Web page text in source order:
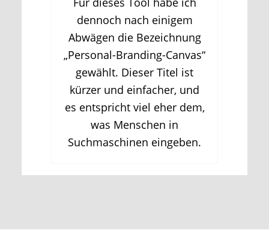
dennoch nach einigem
Abwägen die Bezeichnung
„Personal-Branding-Canvas“
gewählt. Dieser Titel ist
kürzer und einfacher, und
es entspricht viel eher dem,
was Menschen in
Suchmaschinen eingeben.